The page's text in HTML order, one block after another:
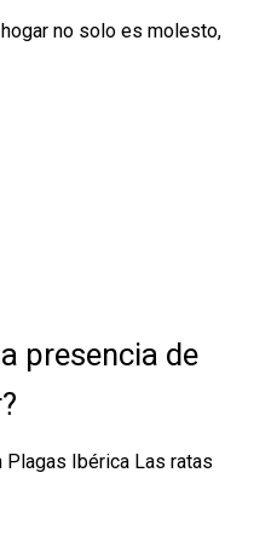
no solo es molesto,
presencia de
Ibérica Las ratas